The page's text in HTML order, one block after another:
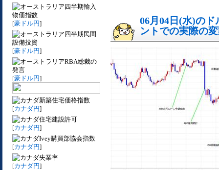
四半期輸入
物価指数
[豪ドル円]
四半期民間
設備投資
[豪ドル円]
RBA総裁の
発言
[豪ドル円]
新築住宅価格指数
[カナダ円]
住宅建設許可
[カナダ円]
Ivey購買部協会指数
[カナダ円]
失業率
[カナダ円]
06月04日(水)の
ントでの実際の